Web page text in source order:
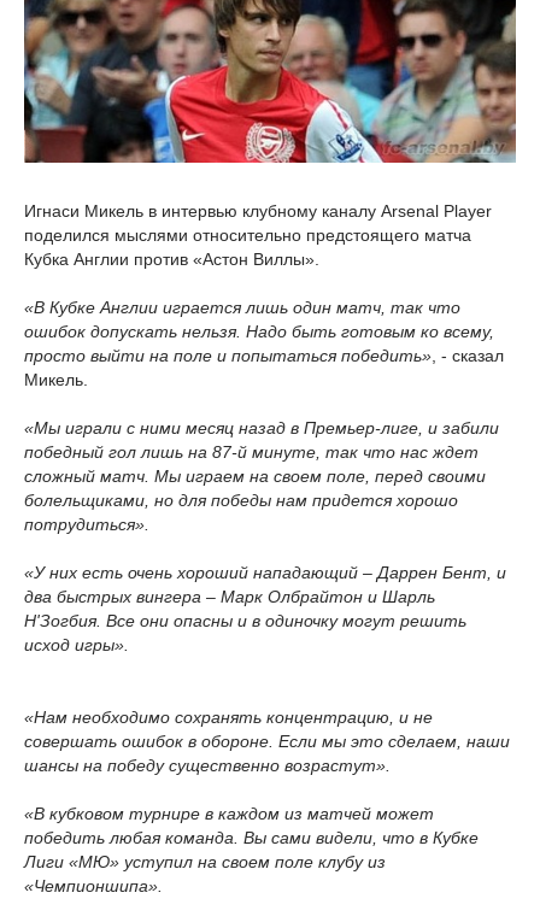
Игнаси Микель в интервью клубному каналу Arsenal Player
поделился мыслями относительно предстоящего матча
Кубка Англии против «Астон Виллы».
«В Кубке Англии играется лишь один матч, так что
ошибок допускать нельзя. Надо быть готовым ко всему,
просто выйти на поле и попытаться победить», - сказал
Микель.
«Мы играли с ними месяц назад в Премьер-лиге, и забили
победный гол лишь на 87-й минуте, так что нас ждет
сложный матч. Мы играем на своем поле, перед своими
болельщиками, но для победы нам придется хорошо
потрудиться».
«У них есть очень хороший нападающий – Даррен Бент, и
два быстрых вингера – Марк Олбрайтон и Шарль
Н'Зогбия. Все они опасны и в одиночку могут решить
исход игры».
«Нам необходимо сохранять концентрацию, и не
совершать ошибок в обороне. Если мы это сделаем, наши
шансы на победу существенно возрастут».
«В кубковом турнире в каждом из матчей может
победить любая команда. Вы сами видели, что в Кубке
Лиги «МЮ» уступил на своем поле клубу из
«Чемпионшипа».